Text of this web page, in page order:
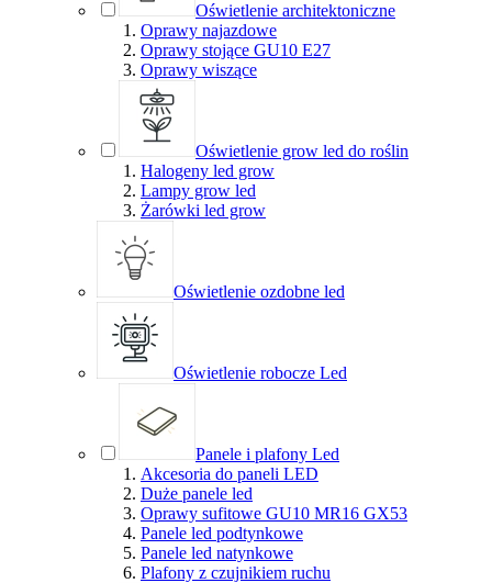
Oświetlenie architektoniczne
Oprawy najazdowe
Oprawy stojące GU10 E27
Oprawy wiszące
Oświetlenie grow led do roślin
Halogeny led grow
Lampy grow led
Żarówki led grow
Oświetlenie ozdobne led
Oświetlenie robocze Led
Panele i plafony Led
Akcesoria do paneli LED
Duże panele led
Oprawy sufitowe GU10 MR16 GX53
Panele led podtynkowe
Panele led natynkowe
Plafony z czujnikiem ruchu